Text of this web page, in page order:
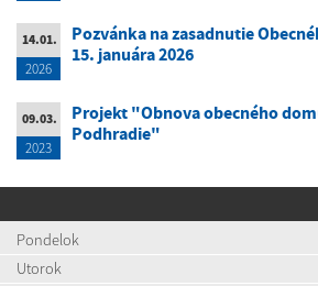
14.01.
2026
Pozvánka na zasadnutie
15. januára 2026
09.03.
2023
Projekt "Obnova obecného
Podhradie"
Pondelok
Utorok